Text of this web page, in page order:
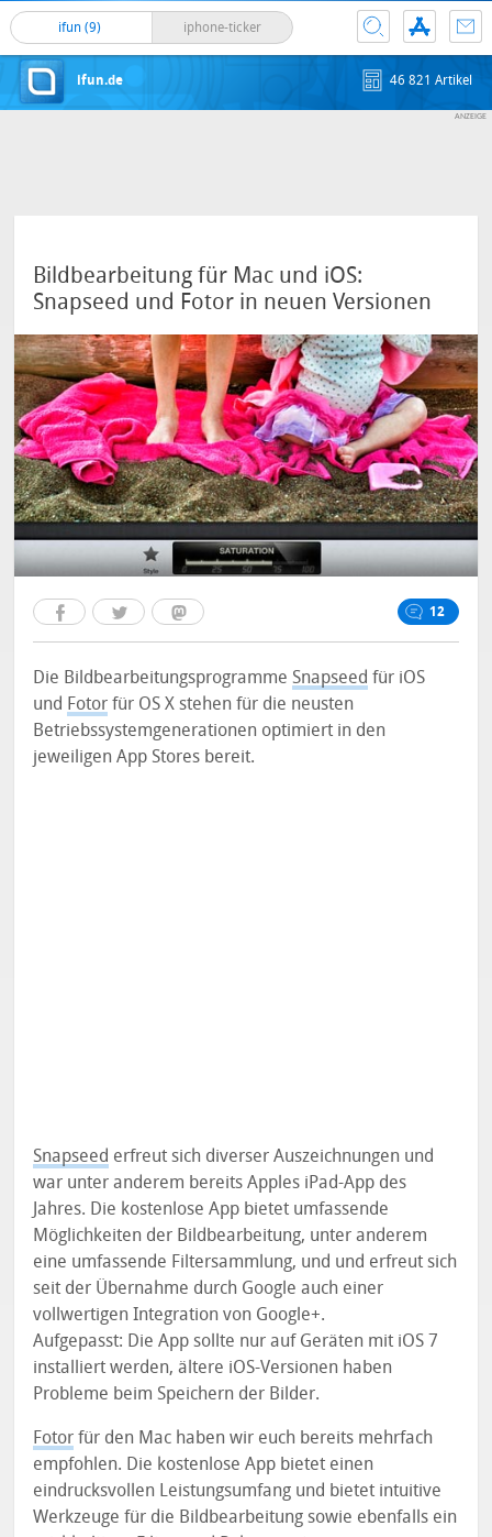
ifun (9) iphone-ticker
ifun.de 46 821 Artikel
Bildbearbeitung für Mac und iOS:
Snapseed und Fotor in neuen Versionen
12
Die Bildbearbeitungsprogramme Snapseed für iOS
und Fotor für OS X stehen für die neusten
Betriebssystemgenerationen optimiert in den
jeweiligen App Stores bereit.
Snapseed erfreut sich diverser Auszeichnungen und
war unter anderem bereits Apples iPad-App des
Jahres. Die kostenlose App bietet umfassende
Möglichkeiten der Bildbearbeitung, unter anderem
eine umfassende Filtersammlung, und und erfreut sich
seit der Übernahme durch Google auch einer
vollwertigen Integration von Google+.
Aufgepasst: Die App sollte nur auf Geräten mit iOS 7
installiert werden, ältere iOS-Versionen haben
Probleme beim Speichern der Bilder.
Fotor für den Mac haben wir euch bereits mehrfach
empfohlen. Die kostenlose App bietet einen
eindrucksvollen Leistungsumfang und bietet intuitive
Werkzeuge für die Bildbearbeitung sowie ebenfalls ein